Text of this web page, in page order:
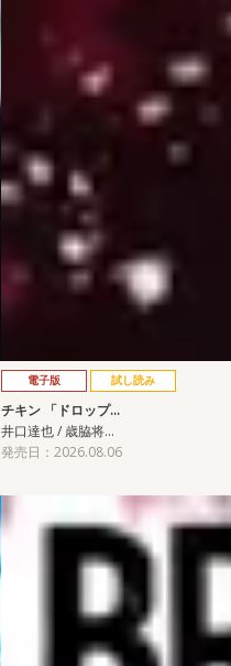
電子版 試し読み
チキン 「ドロップ…
井口達也 / 歳脇将…
発売日：2026.08.06